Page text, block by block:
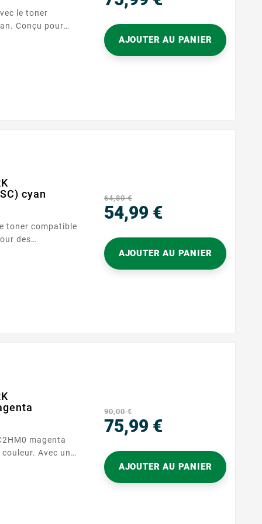
le toner
Conçu pour
capacité
AJOUTER AU PANIER
cyan
toner compatible
des
capacité
64,80 €
54,99 €
AJOUTER AU PANIER
magenta
Avec une
ce toner est
90,00 €
75,99 €
AJOUTER AU PANIER